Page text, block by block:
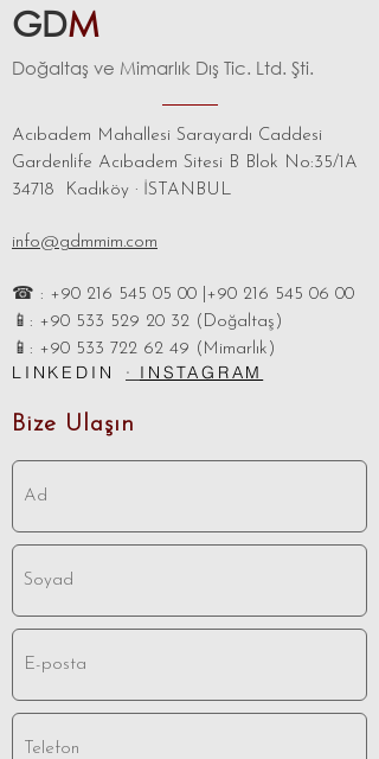
GDM
Doğaltaş ve Mimarlık Dış Tic. Ltd. Şti.
Acıbadem Mahallesi Sarayardı Caddesi
Gardenlife Acıbadem Sitesi B Blok No:35/1A
34718
Kadıköy · İSTANBUL
info@gdmmim.com
​☎ : +90 216 545 05 00 |+90 216 545 06 00
📱: +90 533 529 20 32 (Doğaltaş)
📱: +90 533 722 62 49 (Mimarlık)
LINKEDIN · INSTAGRAM
Bize Ulaşın